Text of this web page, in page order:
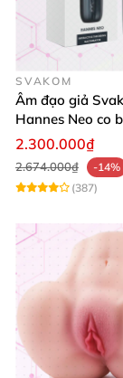
SVAKOM
Âm đạo giả
Hannes Neo co
siêu mềm điều
2.300.000₫
2.674.000₫
-14%
(387)